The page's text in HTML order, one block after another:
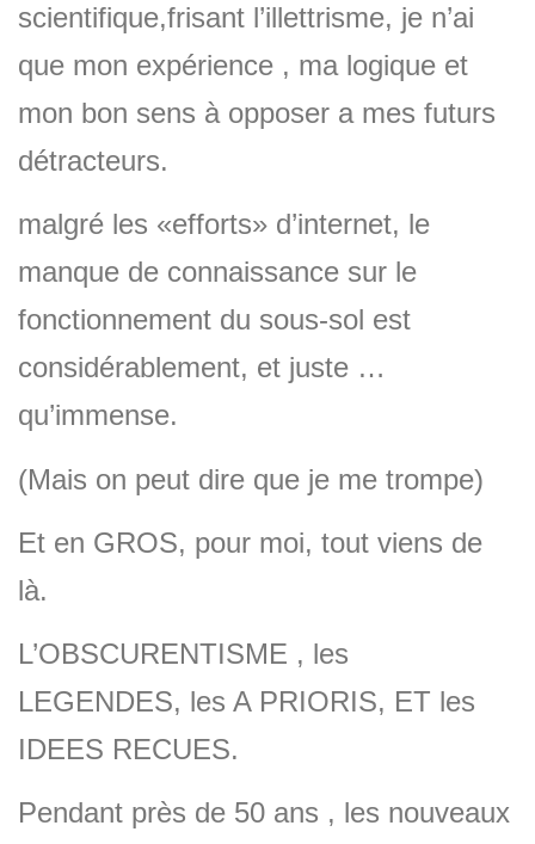
scientifique,frisant l’illettrisme, je n’ai
que mon expérience , ma logique et
mon bon sens à opposer a mes futurs
détracteurs.
malgré les «efforts» d’internet, le
manque de connaissance sur le
fonctionnement du sous-sol est
considérablement, et juste …
qu’immense.
(Mais on peut dire que je me trompe)
Et en GROS, pour moi, tout viens de
là.
L’OBSCURENTISME , les
LEGENDES, les A PRIORIS, ET les
IDEES RECUES.
Pendant près de 50 ans , les nouveaux